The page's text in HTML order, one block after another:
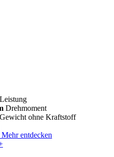
Leistung
Drehmoment
Gewicht ohne Kraftstoff
Mehr entdecken